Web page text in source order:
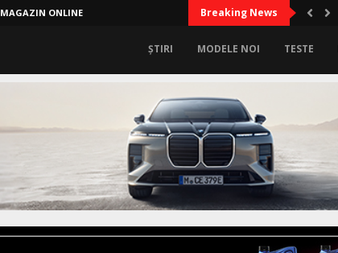
MAGAZIN ONLINE Breaking News
ȘTIRI MODELE NOI TESTE